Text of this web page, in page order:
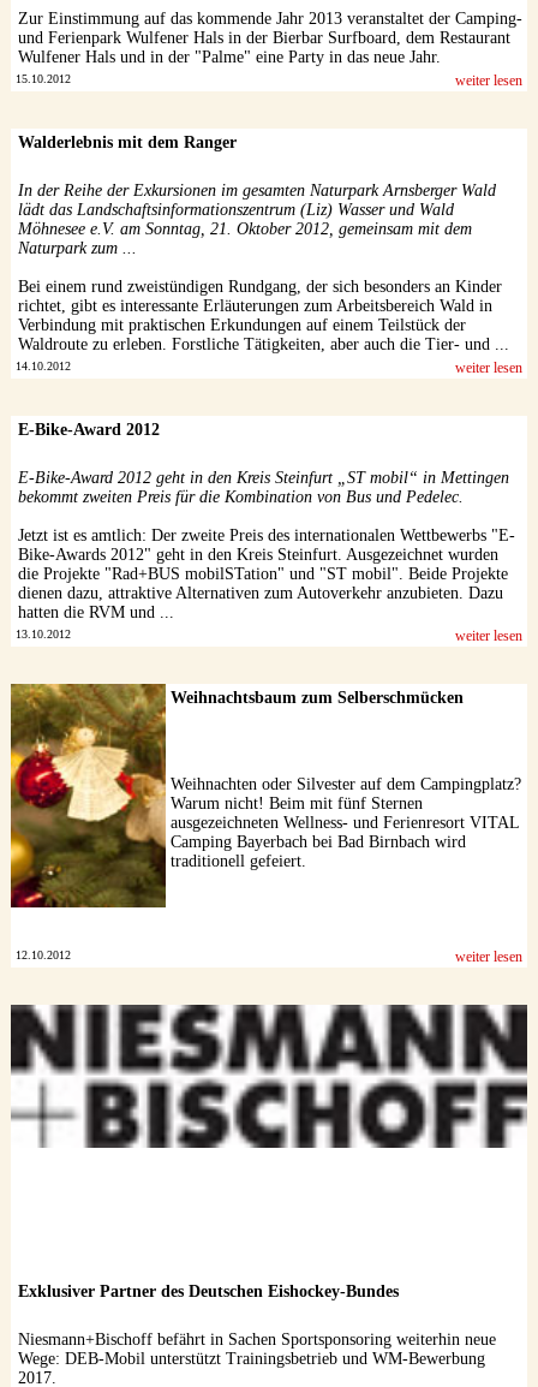
Zur Einstimmung auf das kommende Jahr 2013 veranstaltet der Camping-
und Ferienpark Wulfener Hals in der Bierbar Surfboard, dem Restaurant
Wulfener Hals und in der "Palme" eine Party in das neue Jahr.
15.10.2012 weiter lesen
Walderlebnis mit dem Ranger
In der Reihe der Exkursionen im gesamten Naturpark Arnsberger Wald
lädt das Landschaftsinformationszentrum (Liz) Wasser und Wald
Möhnesee e.V. am Sonntag, 21. Oktober 2012, gemeinsam mit dem
Naturpark zum ...
Bei einem rund zweistündigen Rundgang, der sich besonders an Kinder
richtet, gibt es interessante Erläuterungen zum Arbeitsbereich Wald in
Verbindung mit praktischen Erkundungen auf einem Teilstück der
Waldroute zu erleben. Forstliche Tätigkeiten, aber auch die Tier- und ...
14.10.2012 weiter lesen
E-Bike-Award 2012
E-Bike-Award 2012 geht in den Kreis Steinfurt „ST mobil“ in Mettingen
bekommt zweiten Preis für die Kombination von Bus und Pedelec.
Jetzt ist es amtlich: Der zweite Preis des internationalen Wettbewerbs "E-
Bike-Awards 2012" geht in den Kreis Steinfurt. Ausgezeichnet wurden
die Projekte "Rad+BUS mobilSTation" und "ST mobil". Beide Projekte
dienen dazu, attraktive Alternativen zum Autoverkehr anzubieten. Dazu
hatten die RVM und ...
13.10.2012 weiter lesen
Weihnachtsbaum zum Selberschmücken
Weihnachten oder Silvester auf dem Campingplatz?
Warum nicht! Beim mit fünf Sternen
ausgezeichneten Wellness- und Ferienresort VITAL
Camping Bayerbach bei Bad Birnbach wird
traditionell gefeiert.
12.10.2012 weiter lesen
Exklusiver Partner des Deutschen Eishockey-Bundes
Niesmann+Bischoff befährt in Sachen Sportsponsoring weiterhin neue
Wege: DEB-Mobil unterstützt Trainingsbetrieb und WM-Bewerbung
2017.